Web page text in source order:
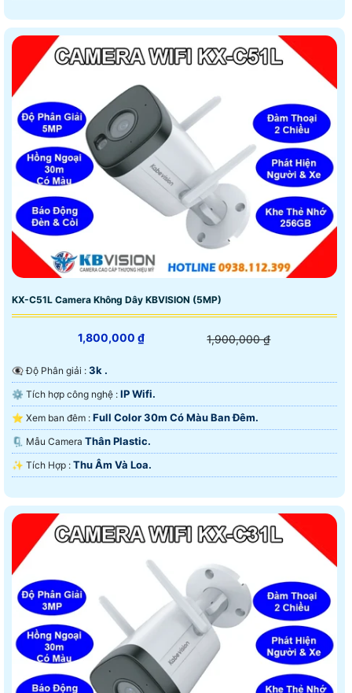
KX-C51L Camera Không Dây KBVISION (5MP)
1,800,000 ₫ 1,900,000 ₫
👁️‍🗨 Độ Phân giải : 3k .
⚙ Tích hợp công nghệ : IP Wifi.
⭐ Xem ban đêm : Full Color 30m Có Màu Ban Ðêm.
🗜️ Mẫu Camera Thân Plastic.
️✨ Tích Hợp : Thu Âm Và Loa.